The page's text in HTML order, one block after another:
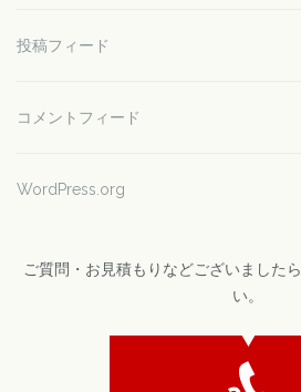
投稿フィード
コメントフィード
WordPress.org
ご質問・お見積もりなどございました
い。